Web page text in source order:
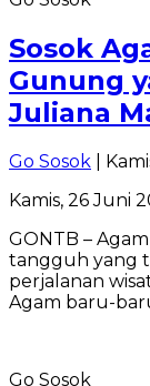
Sosok
Gunung
Juliana
Go Sosok |
Kamis, 26 Juni
GONTB –
tangguh yang
perjalanan
Agam baru-
Go Sosok